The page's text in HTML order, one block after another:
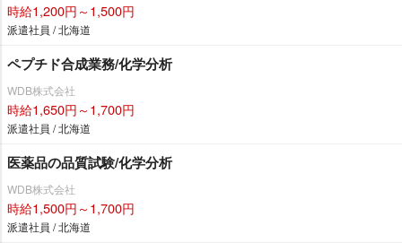
時給1,200円～1,500円
派遣社員 / 北海道
ペプチド合成業務/化学分析
WDB株式会社
時給1,650円～1,700円
派遣社員 / 北海道
医薬品の品質試験/化学分析
WDB株式会社
時給1,500円～1,700円
派遣社員 / 北海道